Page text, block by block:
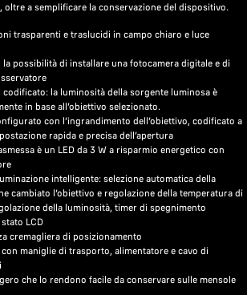
a semplificare la conservazione del dispositivo.
trasparenti e traslucidi in campo chiaro e luce
possibilità di installare una fotocamera digitale e di
la luminosità della sorgente luminosa è
in base all’obiettivo selezionato.
con l’ingrandimento dell’obiettivo, codificato a
rapida e precisa dell’apertura
è un LED da 3 W a risparmio energetico con
intelligente: selezione automatica della
cambiato l’obiettivo e regolazione della temperatura di
della luminosità, timer di spegnimento
LCD
cremagliera di posizionamento
maniglie di trasporto, alimentatore e cavo di
che lo rendono facile da conservare sulle mensole